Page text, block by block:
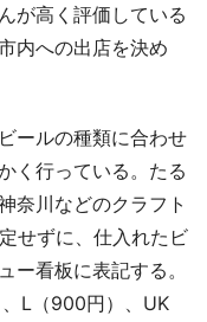
が高く評価している
内への出店を決め
ールの種類に合わせ
く行っている。たる
奈川などのクラフト
せずに、仕入れたビ
ー看板に表記する。
L（900円）、UK